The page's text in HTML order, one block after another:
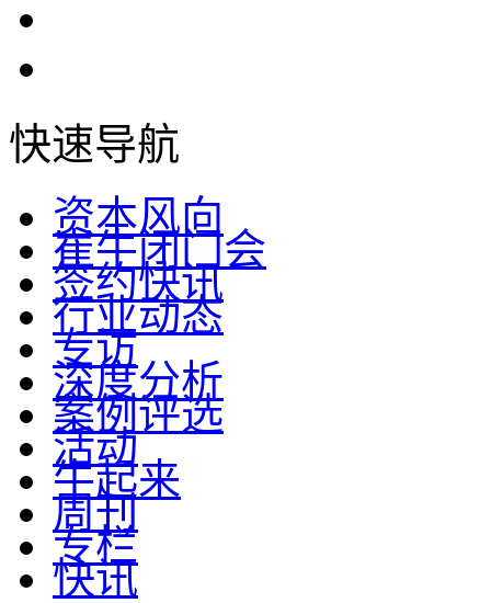
快速导航
资本风向
崔牛闭门会
签约快讯
行业动态
专访
深度分析
案例评选
活动
牛起来
周刊
专栏
快讯